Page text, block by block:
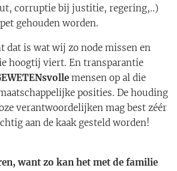
corruptie bij justitie, regering,..)
gehouden worden.
dat is wat wij zo node missen en
hoogtij viert. En transparantie
mensen op al die
posities. De houding
verantwoordelijken mag best zéér
aan de kaak gesteld worden!
want zo kan het met de familie